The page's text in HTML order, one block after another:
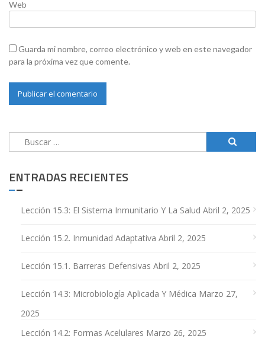
Web
Guarda mi nombre, correo electrónico y web en este navegador
para la próxima vez que comente.
Buscar:
ENTRADAS RECIENTES
Lección 15.3: El Sistema Inmunitario Y La Salud Abril 2, 2025
Lección 15.2. Inmunidad Adaptativa Abril 2, 2025
Lección 15.1. Barreras Defensivas Abril 2, 2025
Lección 14.3: Microbiología Aplicada Y Médica Marzo 27,
2025
Lección 14.2: Formas Acelulares Marzo 26, 2025